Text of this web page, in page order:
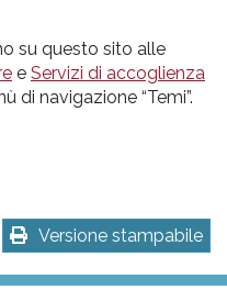
su questo sito alle
e Servizi di accoglienza
di navigazione “Temi”.
Versione stampabile